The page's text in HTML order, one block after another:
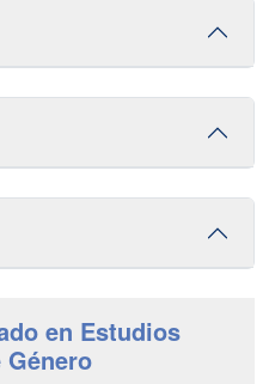
en Estudios